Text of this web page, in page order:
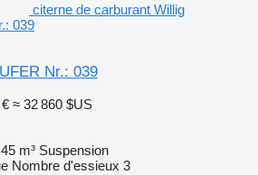
citerne de carburant Willig
039
Nr.: 039
≈ 32 860 $US
45 m³ Suspension
Nombre d'essieux 3